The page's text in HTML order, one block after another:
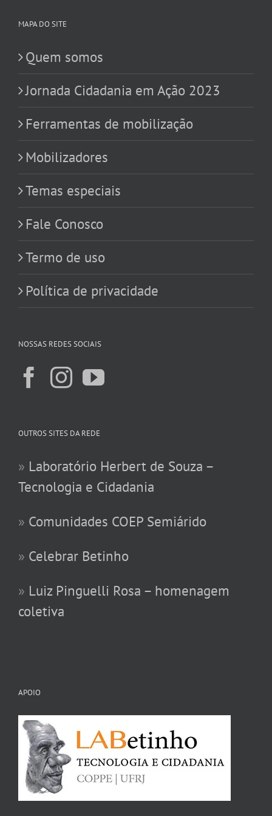
MAPA DO SITE
Quem somos
Jornada Cidadania em Ação 2023
Ferramentas de mobilização
Mobilizadores
Temas especiais
Fale Conosco
Termo de uso
Política de privacidade
NOSSAS REDES SOCIAIS
OUTROS SITES DA REDE
» Laboratório Herbert de Souza –
Tecnologia e Cidadania
» Comunidades COEP Semiárido
» Celebrar Betinho
» Luiz Pinguelli Rosa – homenagem
coletiva
APOIO